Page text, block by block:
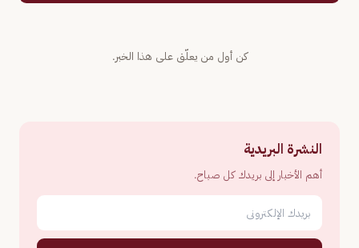
كن أول من يعلّق على هذا الخبر.
النشرة البريدية
أهم الأخبار إلى بريدك كل صباح.